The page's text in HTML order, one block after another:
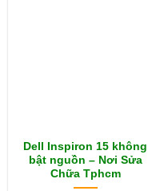
Dell Inspiron 15 không
bật nguồn – Nơi Sửa
Chữa Tphcm